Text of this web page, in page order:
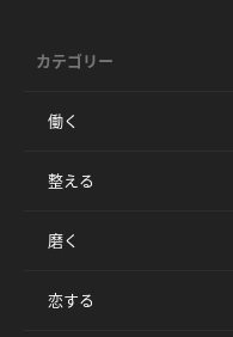
カテゴリー
働く
整える
磨く
恋する